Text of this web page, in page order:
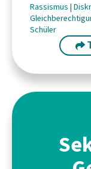
Rassismus |
Schüler